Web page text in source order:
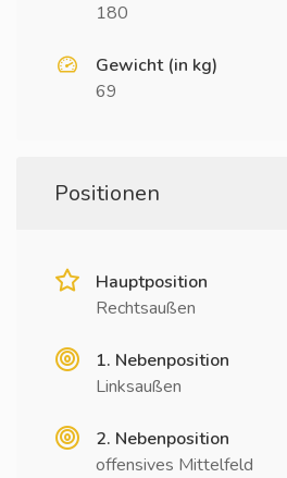
180
Gewicht (in kg)
69
Positionen
Hauptposition
Rechtsaußen
1. Nebenposition
Linksaußen
2. Nebenposition
offensives Mittelfeld